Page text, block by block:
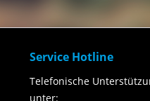
Service Hotline
Telefonische
unter: